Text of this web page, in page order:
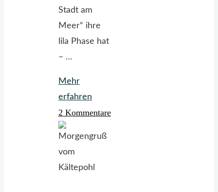
Stadt am
Meer“ ihre
lila Phase hat
– …
Mehr
erfahren
Krokusse
2 Kommentare